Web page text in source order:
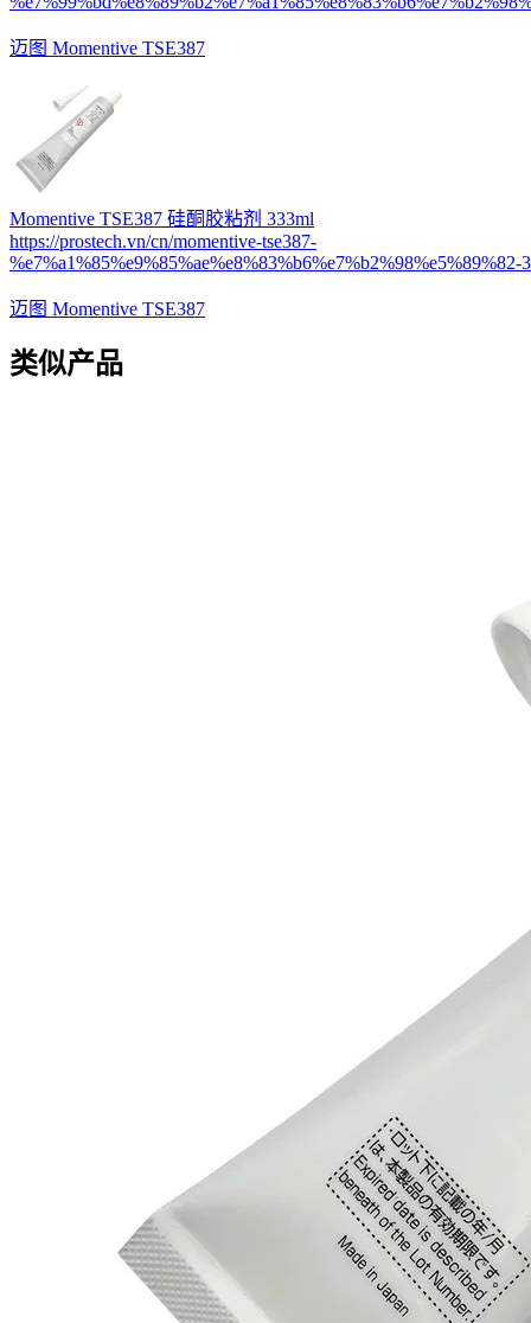
迈图 Momentive TSE387
Momentive TSE387 硅酮胶粘剂 333ml
https://prostech.vn/cn/momentive-tse387-
%e7%a1%85%e9%85%ae%e8%83%b6%e7%b2%98%e5%89%82-
迈图 Momentive TSE387
类似产品